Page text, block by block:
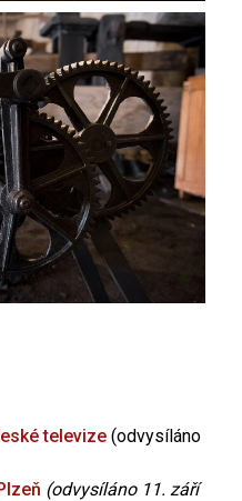
televize (odvysíláno
(odvysíláno 11. září